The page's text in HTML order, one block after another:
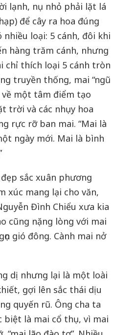
lạnh, nụ nhỏ phải lặt lá
để cây ra hoa đúng
loại: 5 cánh, đôi khi
hàng trăm cánh, nhưng
chỉ thích loại 5 cánh tròn
truyền thống, mai “ngũ
về một tâm điểm tạo
trời và các nhụy hoa
rực rỡ ban mai. “Mai là
ngày mới. Mai là bình
sắc xuân phương
xúc mang lại cho văn,
Đình Chiểu xưa kia
cũng nặng lòng với mai
gió đông. Cành mai nở
dị nhưng lại là một loài
gợi lên sắc thái dịu
quyến rũ. Ông cha ta
biệt là mai cổ thụ, vì mai